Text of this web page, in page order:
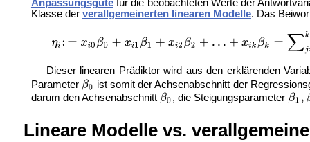
Anpassungsgütefür die beobachteten Werte der
Klasse der verallgemeinerten linearen Modelle. Das
Dieser linearen Prädiktor wird aus den erklärenden
Parameter
ist somit der Achsenabschnitt der
darum den Achsenabschnitt
, die Steigungsparameter
Lineare Modelle vs.